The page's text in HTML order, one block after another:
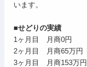
います。
■せどりの実績
1ヶ月目 月商0円
2ヶ月目 月商65万円
3ヶ月目 月商153万円